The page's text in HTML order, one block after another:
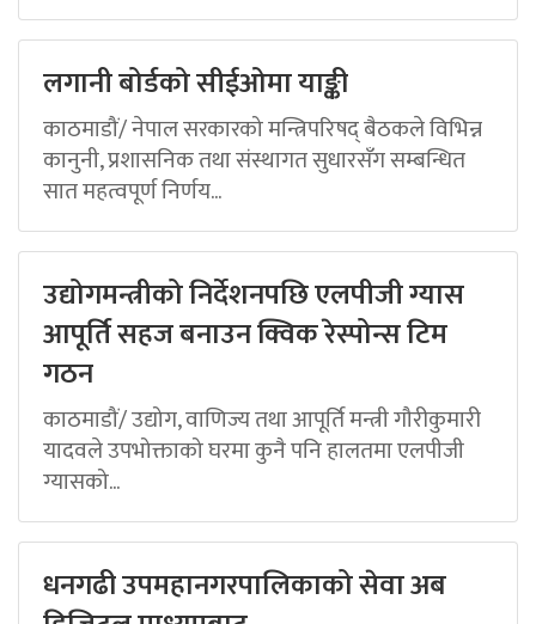
लगानी बोर्डको सीईओमा याङ्की
काठमाडौं/ नेपाल सरकारको मन्त्रिपरिषद् बैठकले विभिन्न
कानुनी, प्रशासनिक तथा संस्थागत सुधारसँग सम्बन्धित
सात महत्वपूर्ण निर्णय...
उद्योगमन्त्रीको निर्देशनपछि एलपीजी ग्यास
आपूर्ति सहज बनाउन क्विक रेस्पोन्स टिम
गठन
काठमाडौं/ उद्योग, वाणिज्य तथा आपूर्ति मन्त्री गौरीकुमारी
यादवले उपभोक्ताको घरमा कुनै पनि हालतमा एलपीजी
ग्यासको...
धनगढी उपमहानगरपालिकाको सेवा अब